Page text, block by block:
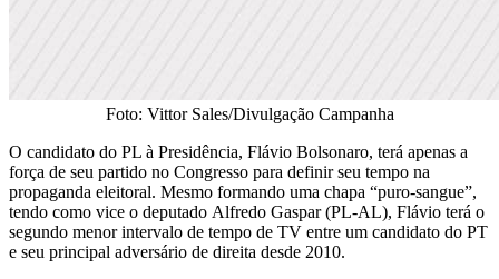
Foto: Vittor Sales/Divulgação Campanha
O candidato do PL à Presidência, Flávio Bolsonaro, terá apenas a
força de seu partido no Congresso para definir seu tempo na
propaganda eleitoral. Mesmo formando uma chapa “puro-sangue”,
tendo como vice o deputado Alfredo Gaspar (PL-AL), Flávio terá o
segundo menor intervalo de tempo de TV entre um candidato do PT
e seu principal adversário de direita desde 2010.